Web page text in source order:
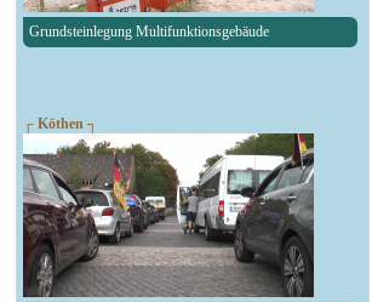
Grundsteinlegung Multifunktionsgebäude
┌ Köthen ┐